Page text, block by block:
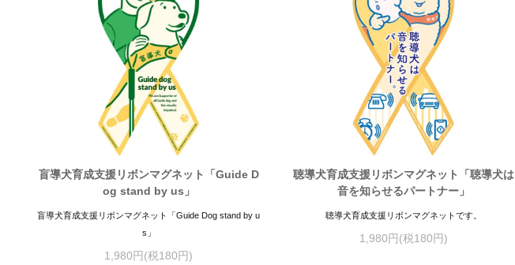
盲導犬育成支援リボンマグネット「Guide D
og stand by us」
盲導犬育成支援リボンマグネット「Guide Dog stand by u
s」
1,980円(税180円)
聴導犬育成支援リボンマグネット「聴導犬は
音を知らせるパートナー」
聴導犬育成支援リボンマグネットです。
1,980円(税180円)